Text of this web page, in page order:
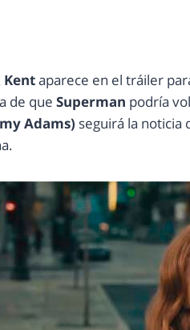
Kentaparece en el tráiler
de que Superman podría
Adams) seguirá la noticia